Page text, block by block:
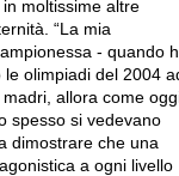
moltissime altre
“La mia
- quando
olimpiadi del 2004
allora come
spesso si vedevano
dimostrare che una
a ogni livello